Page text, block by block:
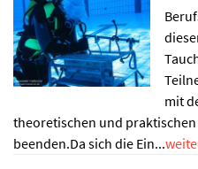
mit
theoretischen und
beenden.Da sich die Ein...